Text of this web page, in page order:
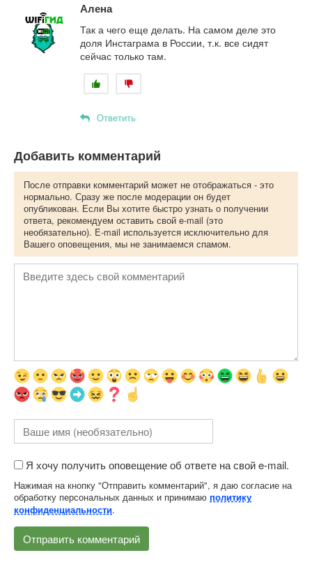
Алена
Так а чего еще делать. На самом деле это
доля Инстаграма в России, т.к. все сидят
сейчас только там.
Ответить
Добавить комментарий
После отправки комментарий может не отображаться - это
нормально. Сразу же после модерации он будет
опубликован. Если Вы хотите быстро узнать о получении
ответа, рекомендуем оставить свой e-mail (это
необязательно). E-mail используется исключительно для
Вашего оповещения, мы не занимаемся спамом.
Я хочу получить оповещение об ответе на свой e-mail.
Нажимая на кнопку "Отправить комментарий", я даю согласие на
обработку персональных данных и принимаю политику
конфиденциальности.